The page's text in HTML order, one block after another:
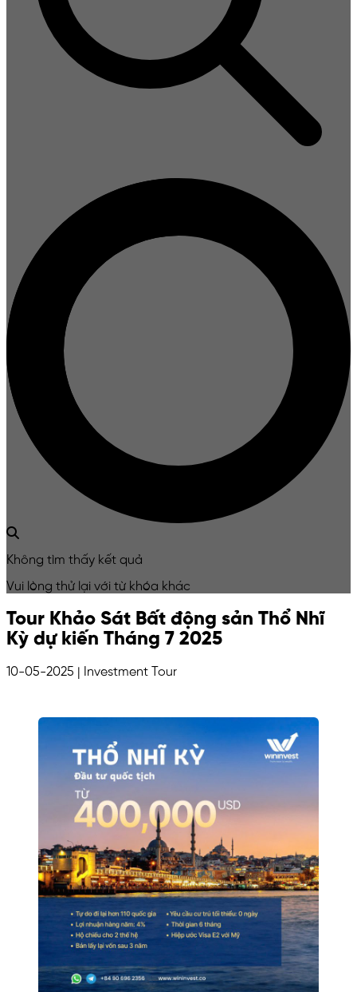
Không tìm thấy kết quả
Vui lòng thử lại với từ khóa khác
Tour Khảo Sát Bất động sản Thổ Nhĩ
Kỳ dự kiến Tháng 7 2025
10-05-2025 | Investment Tour